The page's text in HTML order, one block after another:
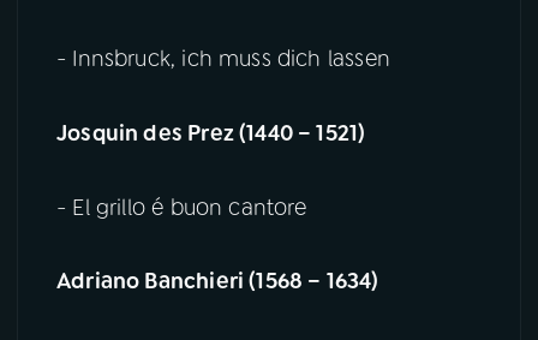
- Innsbruck, ich muss dich lassen
Josquin des Prez (1440 – 1521)
- El grillo é buon cantore
Adriano Banchieri (1568 – 1634)